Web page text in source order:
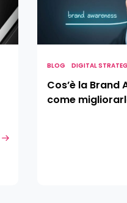
migliorarla?
BLOG DIGITAL
Cos’è la Brand
come